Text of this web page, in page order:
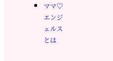
ママ♡
エンジ
ェルス
とは